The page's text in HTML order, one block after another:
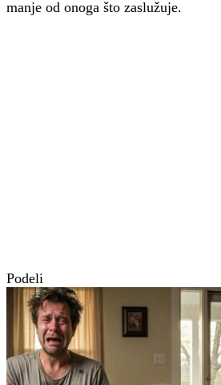
manje od onoga što zaslužuje.
Podeli